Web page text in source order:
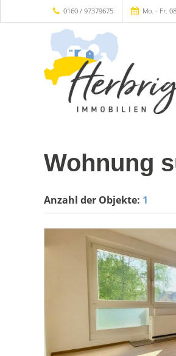
0160 / 97379675 Mo. - Fr.
Wohnung
Anzahl der Objekte: 1